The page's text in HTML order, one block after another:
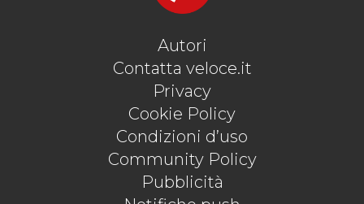
Autori
Contatta veloce.it
Privacy
Cookie Policy
Condizioni d’uso
Community Policy
Pubblicità